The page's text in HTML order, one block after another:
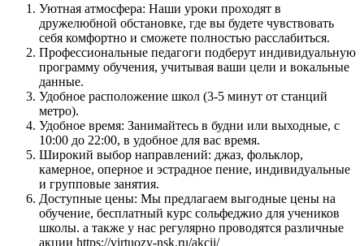
Уютная атмосфера: Наши уроки проходят в
дружелюбной обстановке, где вы будете чувствовать
себя комфортно и сможете полностью расслабиться.
Профессиональные педагоги подберут индивидуальную
программу обучения, учитывая ваши цели и вокальные
данные.
Удобное расположение школ (3-5 минут от станций
метро).
Удобное время: Занимайтесь в будни или выходные, с
10:00 до 22:00, в удобное для вас время.
Широкий выбор направлений: джаз, фольклор,
камерное, оперное и эстрадное пение, индивидуальные
и групповые занятия.
Доступные цены: Мы предлагаем выгодные цены на
обучение, бесплатный курс сольфеджио для учеников
школы. а также у нас регулярно проводятся различные
акции https://virtuozy-nsk.ru/akcii/